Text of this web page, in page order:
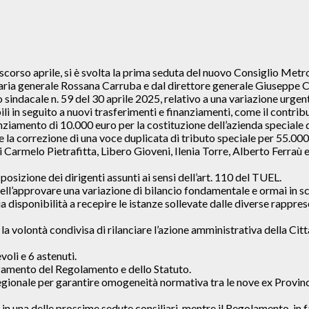
aprile, si è svolta la prima seduta del nuovo Consiglio
generale Rossana Carruba e dal direttore generale Giuseppe
n. 59 del 30 aprile 2025, relativo a una variazione
in seguito a nuovi trasferimenti e finanziamenti, come il
di 10.000 euro per la costituzione dell’azienda
correzione di una voce duplicata di tributo speciale per
Carmelo Pietrafitta, Libero Gioveni, Ilenia Torre, Alberto
dei dirigenti assunti ai sensi dell’art. 110 del TUEL.
una variazione di bilancio fondamentale e ormai
disponibilità a recepire le istanze sollevate dalle diverse
volontà condivisa di rilanciare l’azione amministrativa della
e 6 astenuti.
del Regolamento e dello Statuto.
per garantire omogeneità normativa tra le nove ex